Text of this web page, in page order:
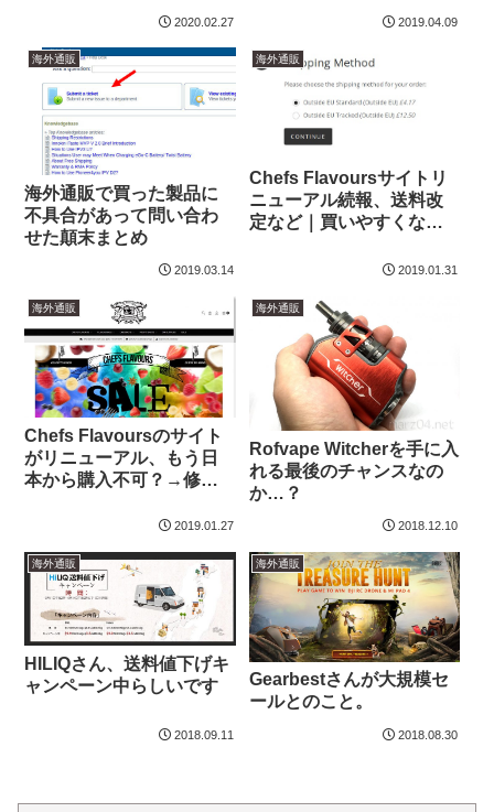
2020.02.27 2019.04.09
海外通販
海外通販で買った製品に
不具合があって問い合わ
せた顛末まとめ
2019.03.14
海外通販
Chefs Flavoursサイトリ
ニューアル続報、送料改
定など｜買いやすくなっ
2019.01.31
海外通販
Chefs Flavoursのサイト
がリニューアル、もう日
本から購入不可？→修正
2019.01.27
海外通販
Rofvape Witcherを手に入
れる最後のチャンスなの
か…？
2018.12.10
海外通販
HILIQさん、送料値下げキ
ャンペーン中らしいです
2018.09.11
海外通販
Gearbestさんが大規模セ
ールとのこと。
2018.08.30